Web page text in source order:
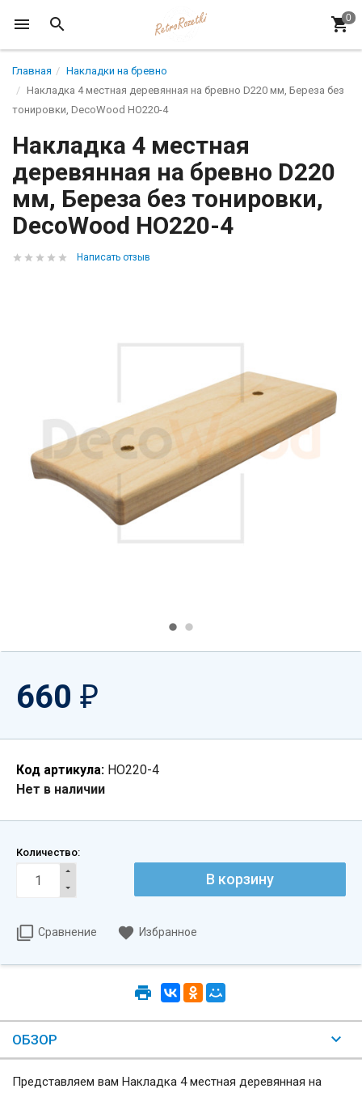
Главная
Накладки на бревно
Накладка 4 местная деревянная на бревно D220 мм, Береза без
тонировки, DecoWood НО220-4
Накладка 4 местная
деревянная на бревно D220
мм, Береза без тонировки,
DecoWood НО220-4
Написать отзыв
660 ₽
Код артикула: НО220-4
Нет в наличии
Количество:
Сравнение Избранное
ОБЗОР
Представляем вам Накладка 4 местная деревянная на